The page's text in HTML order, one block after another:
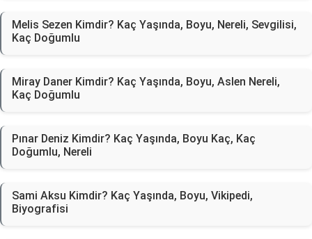
Melis Sezen Kimdir? Kaç Yaşında, Boyu, Nereli, Sevgilisi,
Kaç Doğumlu
Miray Daner Kimdir? Kaç Yaşında, Boyu, Aslen Nereli,
Kaç Doğumlu
Pınar Deniz Kimdir? Kaç Yaşında, Boyu Kaç, Kaç
Doğumlu, Nereli
Sami Aksu Kimdir? Kaç Yaşında, Boyu, Vikipedi,
Biyografisi